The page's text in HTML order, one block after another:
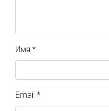
Имя *
Email *